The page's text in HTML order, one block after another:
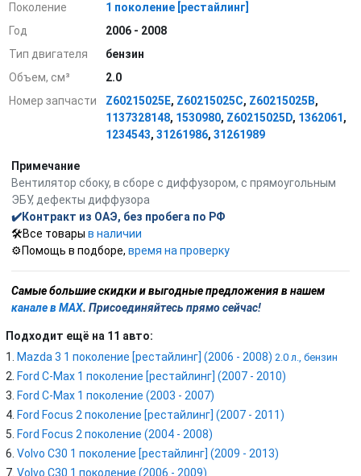
Поколение
1 поколение [рестайлинг]
Год
2006 - 2008
Тип двигателя
бензин
Объем, см³
2.0
Номер запчасти
Z60215025E, Z60215025C, Z60215025B,
1137328148, 1530980, Z60215025D, 1362061,
1234543,31261986,31261989
Примечание
Вентилятор сбоку, в сборе с диффузором, с прямоугольным
ЭБУ, дефекты диффузора
✔️Контракт из ОАЭ, без пробега по РФ
🛠️Все товары в наличии
⚙️Помощь в подборе, время на проверку
Самые большие скидки и выгодные предложения в нашем
канале в MAX. Присоединяйтесь прямо сейчас!
Подходит ещё на 11 авто:
Mazda 3 1 поколение [рестайлинг] (2006 - 2008) 2.0 л., бензин
Ford C-Max 1 поколение [рестайлинг] (2007 - 2010)
Ford C-Max 1 поколение (2003 - 2007)
Ford Focus 2 поколение [рестайлинг] (2007 - 2011)
Ford Focus 2 поколение (2004 - 2008)
Volvo C30 1 поколение [рестайлинг] (2009 - 2013)
Volvo C30 1 поколение (2006 - 2009)